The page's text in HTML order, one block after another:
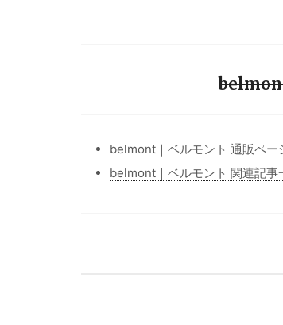
belmont｜ベルモント 通販ペー
belmont｜ベルモント 関連記事